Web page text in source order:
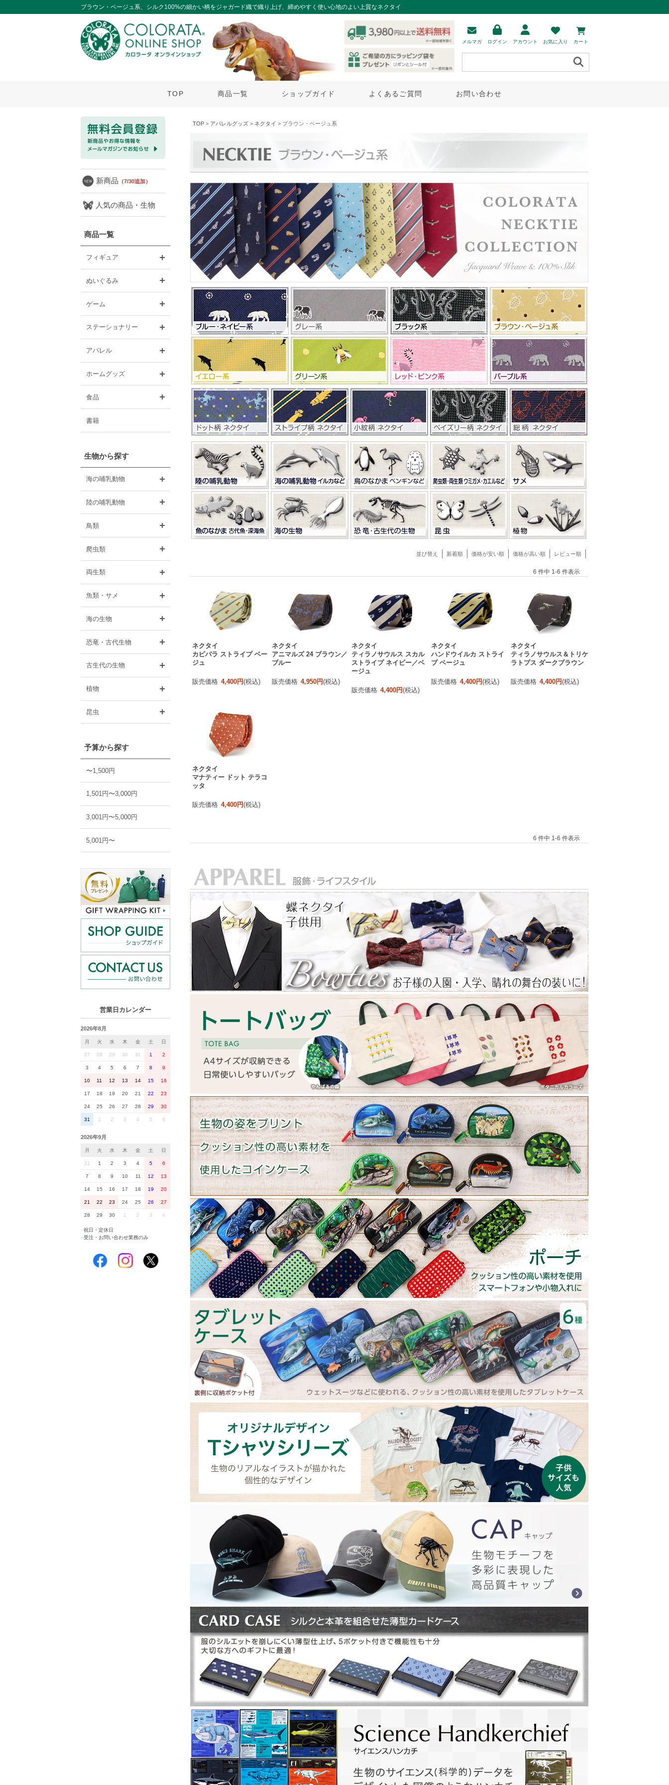
ブラウン・ベージュ系、シルク100%の細かい柄をジャガード織で織り上げ、締めやすく使い心地のよい上質なネクタイ
メルマガ ログイン アカウント お気に入り カート
TOP 商品一覧 ショップガイド よくあるご質問 お問い合わせ
新商品 （7/30追加）
人気の商品・生物
商品一覧
フィギュア
ぬいぐるみ
ゲーム
ステーショナリー
アパレル
ホームグッズ
食品
書籍
生物から探す
海の哺乳動物
陸の哺乳動物
鳥類
爬虫類
両生類
魚類・サメ
海の生物
恐竜・古代生物
古生代の生物
植物
昆虫
予算から探す
〜1,500円
1,501円〜3,000円
3,001円〜5,000円
5,001円〜
営業日カレンダー
2026年8月
月 火 水 木 金 土 日
27 28 29 30 31 1 2
3 4 5 6 7 8 9
10 11 12 13 14 15 16
17 18 19 20 21 22 23
24 25 26 27 28 29 30
31 1 2 3 4 5 6
2026年9月
月 火 水 木 金 土 日
31 1 2 3 4 5 6
7 8 9 10 11 12 13
14 15 16 17 18 19 20
21 22 23 24 25 26 27
28 29 30 1 2 3 4
祝日・定休日
■受注・お問い合わせ業務のみ
TOP > アパレルグッズ > ネクタイ > ブラウン・ベージュ系
並び替え 新着順 価格が安い順 価格が高い順 レビュー順
6 件中 1-6 件表示
ネクタイ
カピバラ ストライプ ベー
ジュ
販売価格 4,400円(税込)
ネクタイ
アニマルズ 24 ブラウン／
ブルー
販売価格 4,950円(税込)
ネクタイ
ティラノサウルス スカル
ストライプ ネイビー／ベ
ージュ
販売価格 4,400円(税込)
ネクタイ
ハンドウイルカ ストライ
プ ベージュ
販売価格 4,400円(税込)
ネクタイ
ティラノサウルス＆トリケ
ラトプス ダークブラウン
販売価格 4,400円(税込)
ネクタイ
マナティー ドット テラコ
ッタ
販売価格 4,400円(税込)
6 件中 1-6 件表示